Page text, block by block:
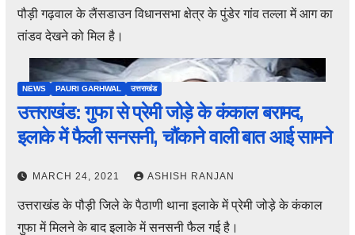
पौड़ी गढ़वाल के लैंसडाउन विधानसभा क्षेत्र के पुंडेर गांव तल्ला में आग का
तांडव देखने को मिल है।
NEWS PAURI GARHWAL उत्तराखंड
उत्तराखंड: गुफा से प्रेमी जोड़े के कंकाल बरामद,
इलाके में फैली सनसनी, चौंकाने वाली बात आई सामने
MARCH 24, 2021 ASHISH RANJAN
उत्तराखंड के पौड़ी जिले के पैठाणी थाना इलाके में प्रेमी जोड़े के कंकाल
गुफा में मिलने के बाद इलाके में सनसनी फैल गई है।